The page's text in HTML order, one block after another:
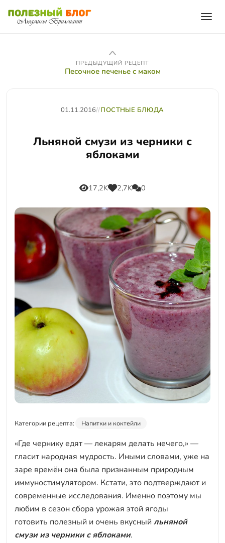
ПРЕДЫДУЩИЙ РЕЦЕПТ
Песочное печенье с маком
01.11.2016//ПОСТНЫЕ БЛЮДА
Льняной смузи из черники с
яблоками
17,2K 2,7K 0
Категории рецепта: Напитки и коктейли
«Где чернику едят — лекарям делать нечего,» —
гласит народная мудрость. Иными словами, уже на
заре времён она была признанным природным
иммуностимулятором. Кстати, это подтверждают и
современные исследования. Именно поэтому мы
любим в сезон сбора урожая этой ягоды
готовить полезный и очень вкусный льняной
смузи из черники с яблоками.